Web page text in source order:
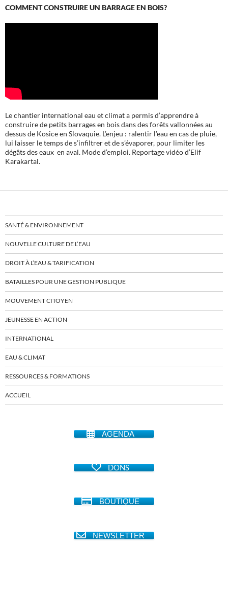
COMMENT CONSTRUIRE UN BARRAGE EN BOIS?
Le chantier international eau et climat a permis d’apprendre à
construire de petits barrages en bois dans des forêts vallonnées au
dessus de Kosice en Slovaquie. L’enjeu : ralentir l’eau en cas de pluie,
lui laisser le temps de s’infiltrer et de s’évaporer, pour limiter les
dégâts des eaux en aval. Mode d’emploi. Reportage vidéo d’Elif
Karakartal.
SANTÉ & ENVIRONNEMENT
NOUVELLE CULTURE DE L’EAU
DROIT À L’EAU & TARIFICATION
BATAILLES POUR UNE GESTION PUBLIQUE
MOUVEMENT CITOYEN
JEUNESSE EN ACTION
INTERNATIONAL
EAU & CLIMAT
RESSOURCES & FORMATIONS
ACCUEIL
AGENDA
DONS
BOUTIQUE
NEWSLETTER